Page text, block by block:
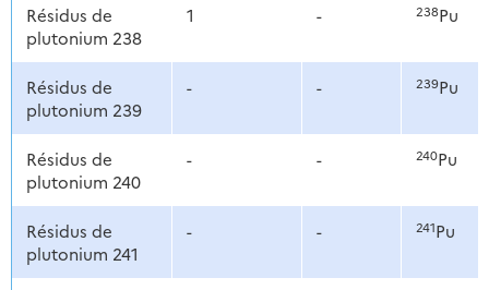
Résidus de
plutonium 238
1 - 238Pu
Résidus de
plutonium 239
- - 239Pu
Résidus de
plutonium 240
- - 240Pu
Résidus de
plutonium 241
- - 241Pu